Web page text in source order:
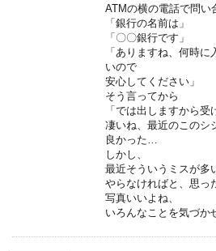
ATMの横の電話で問い
「銀行の名前は」
「〇〇銀行です」
「ありますね、何時
いので
安心してください」
そう言ってから
「では出しますから受
凄いね、最近のこのシ
良かった…
しかし、
最近そういうミスが多
やらなければと、思っ
写真いいよね、
いろんなことを気づか